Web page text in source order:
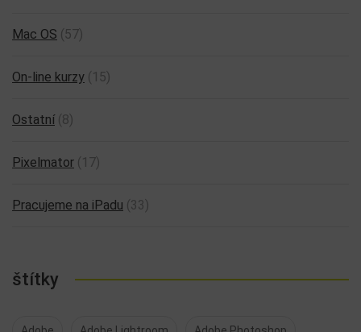
Mac OS (57)
On-line kurzy (15)
Ostatní (8)
Pixelmator (17)
Pracujeme na iPadu (33)
štítky